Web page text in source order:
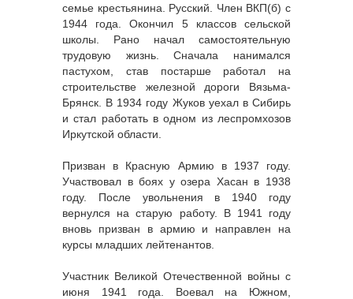
семье крестьянина. Русский. Член ВКП(б) с
1944 года. Окончил 5 классов сельской
школы. Рано начал самостоятельную
трудовую жизнь. Сначала нанимался
пастухом, став постарше работал на
строительстве железной дороги Вязьма-
Брянск. В 1934 году Жуков уехал в Сибирь
и стал работать в одном из леспромхозов
Иркутской области.
Призван в Красную Армию в 1937 году.
Участвовал в боях у озера Хасан в 1938
году. После увольнения в 1940 году
вернулся на старую работу. В 1941 году
вновь призван в армию и направлен на
курсы младших лейтенантов.
Участник Великой Отечественной войны с
июня 1941 года. Воевал на Южном,